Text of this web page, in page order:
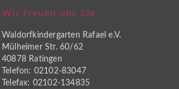
Wir freuen uns Sie.
Waldorfkindergarten Rafael e.V.
Mülheimer Str. 60/62
40878 Ratingen
Telefon: 02102-83047
Telefax: 02102-134835